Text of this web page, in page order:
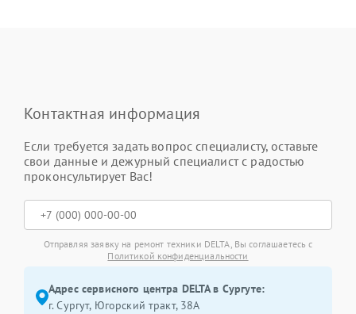
Контактная информация
Если требуется задать вопрос специалисту, оставьте
свои данные и дежурный специалист с радостью
проконсультирует Вас!
Отправляя заявку на ремонт техники DELTA, Вы соглашаетесь с
Политикой конфиденциальности
Адрес сервисного центра DELTA в Сургуте:
г. Сургут, Югорский тракт, 38А